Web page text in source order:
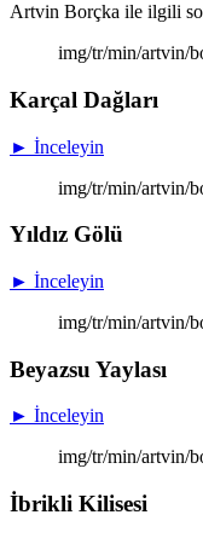
Artvin Borçka ile ilgili
img/tr/min/artvin/
Karçal Dağları
► İnceleyin
img/tr/min/artvin/
Yıldız Gölü
► İnceleyin
img/tr/min/artvin/
Beyazsu Yaylası
► İnceleyin
img/tr/min/artvin/
İbrikli Kilisesi